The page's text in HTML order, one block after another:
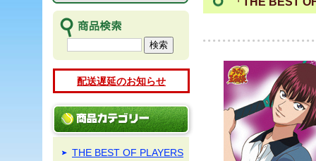
配送遅延のお知らせ
THE BEST OF PLAYERS